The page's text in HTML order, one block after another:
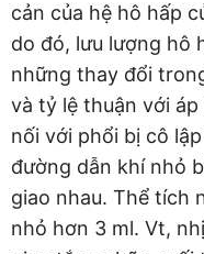
cản của hệ hô hấp
do đó, lưu lượng hô
những thay đổi
và tỷ lệ thuận với
nối với phổi bị cô
đường dẫn khí nhỏ
giao nhau. Thể tích
nhỏ hơn 3 ml. Vt,